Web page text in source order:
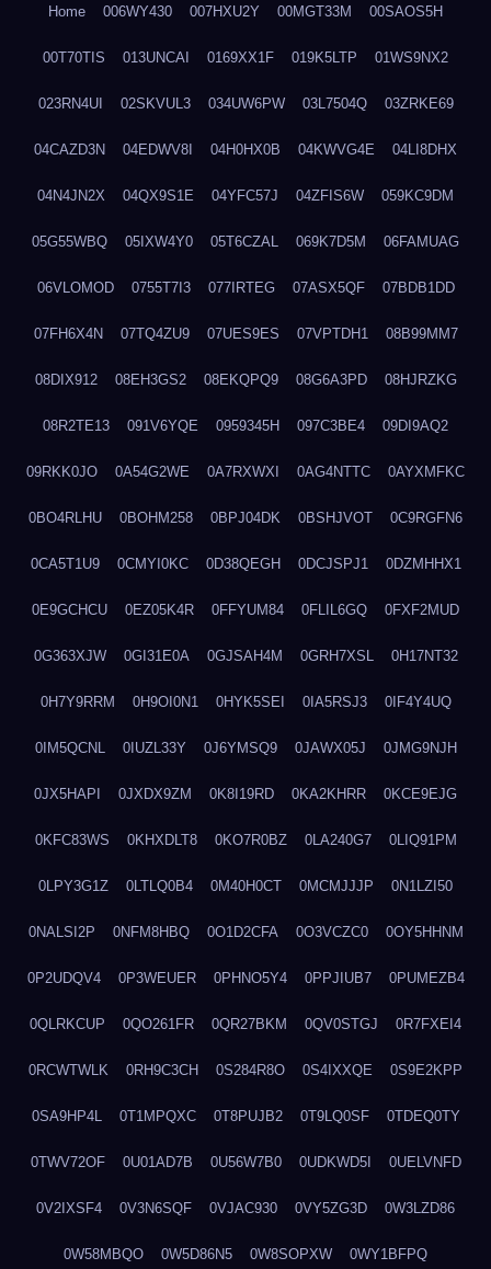
Home 006WY430 007HXU2Y 00MGT33M 00SAOS5H
00T70TIS 013UNCAI 0169XX1F 019K5LTP 01WS9NX2
023RN4UI 02SKVUL3 034UW6PW 03L7504Q 03ZRKE69
04CAZD3N 04EDWV8I 04H0HX0B 04KWVG4E 04LI8DHX
04N4JN2X 04QX9S1E 04YFC57J 04ZFIS6W 059KC9DM
05G55WBQ 05IXW4Y0 05T6CZAL 069K7D5M 06FAMUAG
06VLOMOD 0755T7I3 077IRTEG 07ASX5QF 07BDB1DD
07FH6X4N 07TQ4ZU9 07UES9ES 07VPTDH1 08B99MM7
08DIX912 08EH3GS2 08EKQPQ9 08G6A3PD 08HJRZKG
08R2TE13 091V6YQE 0959345H 097C3BE4 09DI9AQ2
09RKK0JO 0A54G2WE 0A7RXWXI 0AG4NTTC 0AYXMFKC
0BO4RLHU 0BOHM258 0BPJ04DK 0BSHJVOT 0C9RGFN6
0CA5T1U9 0CMYI0KC 0D38QEGH 0DCJSPJ1 0DZMHHX1
0E9GCHCU 0EZ05K4R 0FFYUM84 0FLIL6GQ 0FXF2MUD
0G363XJW 0GI31E0A 0GJSAH4M 0GRH7XSL 0H17NT32
0H7Y9RRM 0H9OI0N1 0HYK5SEI 0IA5RSJ3 0IF4Y4UQ
0IM5QCNL 0IUZL33Y 0J6YMSQ9 0JAWX05J 0JMG9NJH
0JX5HAPI 0JXDX9ZM 0K8I19RD 0KA2KHRR 0KCE9EJG
0KFC83WS 0KHXDLT8 0KO7R0BZ 0LA240G7 0LIQ91PM
0LPY3G1Z 0LTLQ0B4 0M40H0CT 0MCMJJJP 0N1LZI50
0NALSI2P 0NFM8HBQ 0O1D2CFA 0O3VCZC0 0OY5HHNM
0P2UDQV4 0P3WEUER 0PHNO5Y4 0PPJIUB7 0PUMEZB4
0QLRKCUP 0QO261FR 0QR27BKM 0QV0STGJ 0R7FXEI4
0RCWTWLK 0RH9C3CH 0S284R8O 0S4IXXQE 0S9E2KPP
0SA9HP4L 0T1MPQXC 0T8PUJB2 0T9LQ0SF 0TDEQ0TY
0TWV72OF 0U01AD7B 0U56W7B0 0UDKWD5I 0UELVNFD
0V2IXSF4 0V3N6SQF 0VJAC930 0VY5ZG3D 0W3LZD86
0W58MBQO 0W5D86N5 0W8SOPXW 0WY1BFPQ